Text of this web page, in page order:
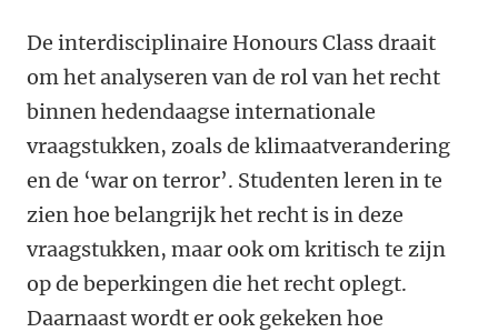
De interdisciplinaire Honours Class draait
om het analyseren van de rol van het recht
binnen hedendaagse internationale
vraagstukken, zoals de klimaatverandering
en de ‘war on terror’. Studenten leren in te
zien hoe belangrijk het recht is in deze
vraagstukken, maar ook om kritisch te zijn
op de beperkingen die het recht oplegt.
Daarnaast wordt er ook gekeken hoe